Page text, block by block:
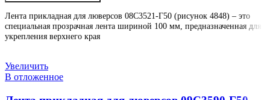
Лента прикладная для люверсов 08С3521-Г50 (рисунок 4848) – это
специальная прозрачная лента шириной 100 мм, предназначенная для
укрепления верхнего края
Увеличить
В отложенное